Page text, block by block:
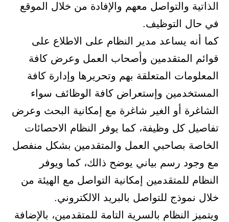
الذاتية والتواصل معهم والإفادة من خلال ‏الموقع
في حال التوظيف‎.‎
كما أنه يساعد مدير النظام على الاطلاع على
قوائم المتقدمين وأصحاب ‏العمل وعرض كافة
المعلومات المتعلقة بهم وتحريرها وإدارة كافة
‏المستخدمين وإستعراض كافة الوظائف سواء
الشاغرة أو الغير شاغرة مع ‏إمكانية البحث وعرض
تفاصيل كل وظيفة، كما يوفر النظام الاحصائات
‏الخاصة بصاحبي العمل والمتقدمين بشكل منفصل
مع وجود رسم بياني ‏يوضح ذالك، كما ويوفر
النظام للمتقدمين إمكانية التواصل مع الهيئة من
‏خلال نموذج للتواصل بالبريد الالكتروني.‏
ويتميز النظام بالسرية التامة للمتقدمين، بالإضافة